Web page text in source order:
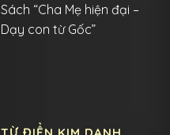
Sách “Cha Mẹ hiện đại –
Dạy con từ Gốc”
TỪ ĐIỂN KIM DANH